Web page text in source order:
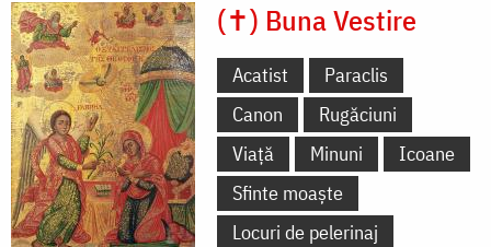
(✝) Buna Vestire
Acatist
Paraclis
Canon
Rugăciuni
Viață
Minuni
Icoane
Sfinte moaște
Locuri de pelerinaj